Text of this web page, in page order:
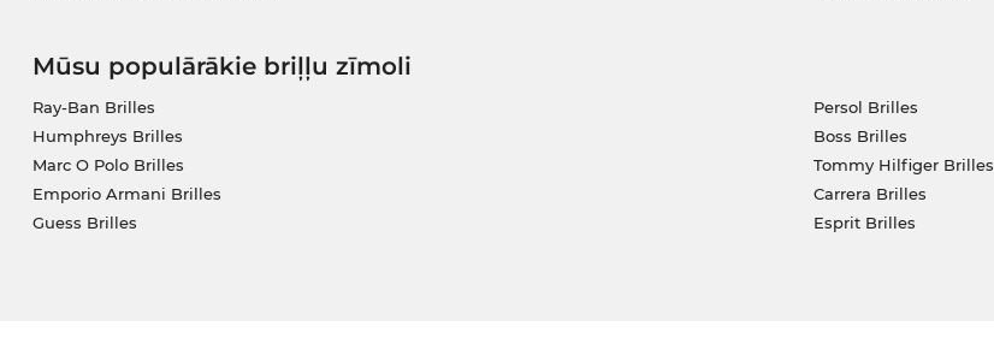
Mūsu populārākie briļļu zīmoli
Ray-Ban Brilles
Humphreys Brilles
Marc O Polo Brilles
Emporio Armani Brilles
Guess Brilles
Persol Brilles
Boss Brilles
Tommy Hilfiger Brilles
Carrera Brilles
Esprit Brilles